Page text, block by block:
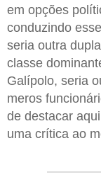
em opções
conduzindo
seria outra
classe
Galípolo, seria
meros
de destacar
uma crítica ao